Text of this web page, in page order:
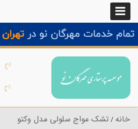
خانه تشک مواج سلولی مدل وکتو